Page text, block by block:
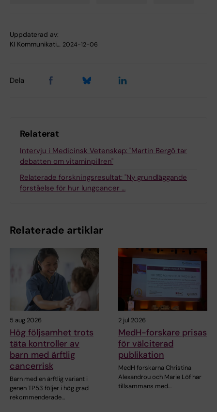
Uppdaterad av:
KI Kommunikati… 2024-12-06
Dela
Relaterat
Intervju i Medicinsk Vetenskap: "Martin Bergö tar
debatten om vitaminpillren"
Relaterade forskningsresultat: "Ny grundläggande
förståelse för hur lungcancer …
Relaterade artiklar
5 aug 2026
Hög följsamhet trots
täta kontroller av
barn med ärftlig
cancerrisk
Barn med en ärftlig variant i
genen TP53 följer i hög grad
rekommenderade…
2 jul 2026
MedH-forskare prisas
för välciterad
publikation
MedH forskarna Christina
Alexandrou och Marie Löf har
tillsammans med…